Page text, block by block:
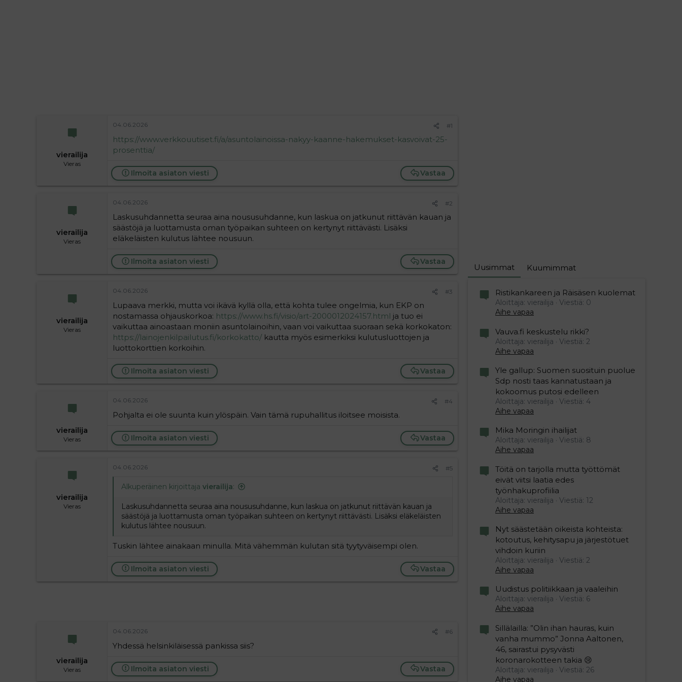
vierailija
Vieras
04.06.2026 #1
https://www.verkkouutiset.fi/a/asuntolainoissa-nakyy-kaanne-hakemukset-kasvoivat-25-
prosenttia/
Vastaa
Ilmoita asiaton viesti
vierailija
Vieras
04.06.2026 #2
Laskusuhdannetta seuraa aina noususuhdanne, kun laskua on jatkunut riittävän kauan ja
säästöjä ja luottamusta oman työpaikan suhteen on kertynyt riittävästi. Lisäksi
eläkeläisten kulutus lähtee nousuun.
Vastaa
Ilmoita asiaton viesti
vierailija
Vieras
04.06.2026 #3
Lupaava merkki, mutta voi ikävä kyllä olla, että kohta tulee ongelmia, kun EKP on
nostamassa ohjauskorkoa: https://www.hs.fi/visio/art-2000012024157.html ja tuo ei
vaikuttaa ainoastaan moniin asuntolainoihin, vaan voi vaikuttaa suoraan sekä korkokaton:
https://lainojenkilpailutus.fi/korkokatto/ kautta myös esimerkiksi kulutusluottojen ja
luottokorttien korkoihin.
Vastaa
Ilmoita asiaton viesti
vierailija
Vieras
04.06.2026 #4
Pohjalta ei ole suunta kuin ylöspäin. Vain tämä rupuhallitus iloitsee moisista.
Vastaa
Ilmoita asiaton viesti
vierailija
Vieras
04.06.2026 #5
Alkuperäinen kirjoittaja vierailija:
Laskusuhdannetta seuraa aina noususuhdanne, kun laskua on jatkunut riittävän kauan ja
säästöjä ja luottamusta oman työpaikan suhteen on kertynyt riittävästi. Lisäksi eläkeläisten
kulutus lähtee nousuun.
Tuskin lähtee ainakaan minulla. Mitä vähemmän kulutan sitä tyytyväisempi olen.
Vastaa
Ilmoita asiaton viesti
vierailija
Vieras
04.06.2026 #6
Yhdessä helsinkiläisessä pankissa siis?
Vastaa
Ilmoita asiaton viesti
Uusimmat Kuumimmat
Ristikankareen ja Räisäsen kuolemat
Aloittaja: vierailija
Viestiä: 0
Aihe vapaa
Vauva.fi keskustelu rikki?
Aloittaja: vierailija
Viestiä: 2
Aihe vapaa
Yle gallup: Suomen suosituin puolue
Sdp nosti taas kannatustaan ja
kokoomus putosi edelleen
Aloittaja: vierailija
Viestiä: 4
Aihe vapaa
Mika Moringin ihailijat
Aloittaja: vierailija
Viestiä: 8
Aihe vapaa
Töitä on tarjolla mutta työttömät
eivät viitsi laatia edes
työnhakuprofiilia
Aloittaja: vierailija
Viestiä: 12
Aihe vapaa
Nyt säästetään oikeista kohteista:
kotoutus, kehitysapu ja järjestötuet
vihdoin kuriin
Aloittaja: vierailija
Viestiä: 2
Aihe vapaa
Uudistus politiikkaan ja vaaleihin
Aloittaja: vierailija
Viestiä: 6
Aihe vapaa
Sillälailla: ”Olin ihan hauras, kuin
vanha mummo” Jonna Aaltonen,
46, sairastui pysyvästi
koronarokotteen takia 😢
Aloittaja: vierailija
Viestiä: 26
Aihe vapaa